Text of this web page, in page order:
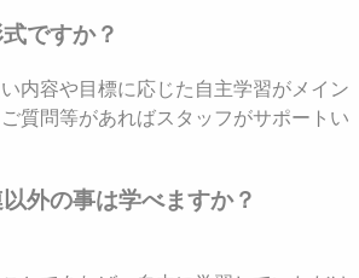
ですか？
内容や目標に応じた自主学習がメイン
質問等があればスタッフがサポートい
外の事は学べますか？